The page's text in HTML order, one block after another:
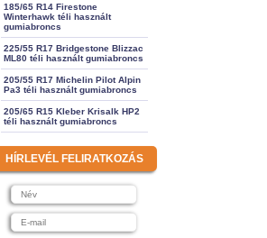
185/65 R14 Firestone
Winterhawk téli használt
gumiabroncs
225/55 R17 Bridgestone Blizzac
ML80 téli használt gumiabroncs
205/55 R17 Michelin Pilot Alpin
Pa3 téli használt gumiabroncs
205/65 R15 Kleber Krisalk HP2
téli használt gumiabroncs
HÍRLEVÉL FELIRATKOZÁS